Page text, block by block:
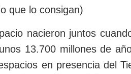
que lo consigan)
nacieron juntos
13.700 millones de
en presencia del